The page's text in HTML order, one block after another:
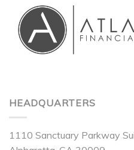
HEADQUARTERS
1110 Sanctuary Parkway